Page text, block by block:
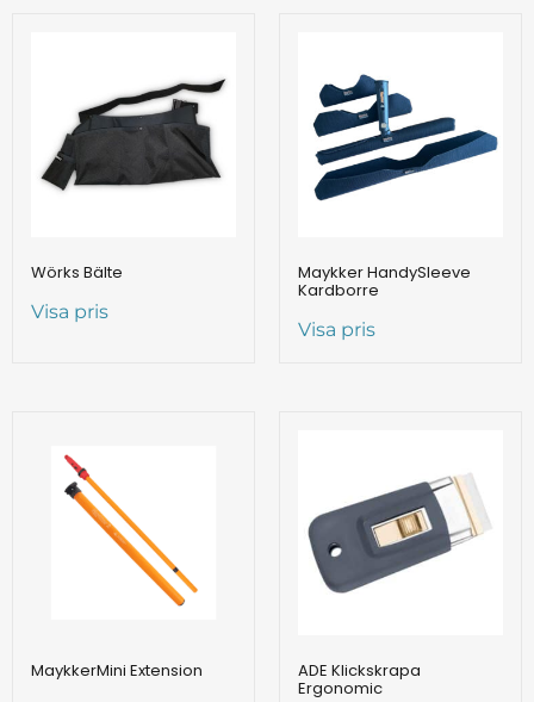
Wörks Bälte
Visa pris
Maykker HandySleeve
Kardborre
Visa pris
MaykkerMini Extension
ADE Klickskrapa
Ergonomic